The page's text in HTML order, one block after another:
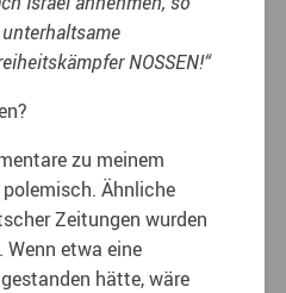
NOSSEN!“
zu meinem
Ähnliche
Zeitungen wurden
etwa eine
hätte, wäre